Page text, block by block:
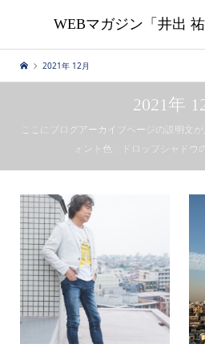
WEBマガジン「井出
2021年 12月
2021年
ここにブログアーカイブページの説明文
ォント色、ドロップシャドウ